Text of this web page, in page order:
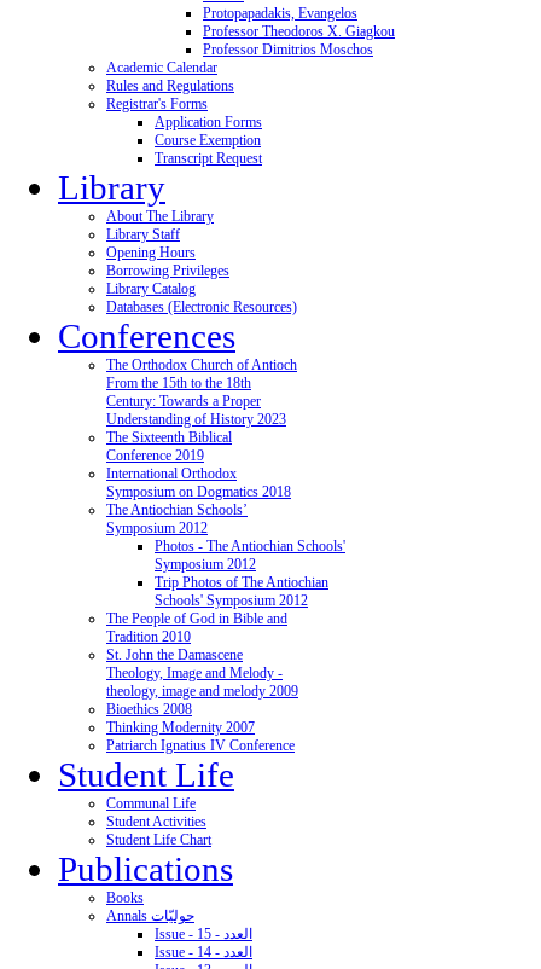
Protopapadakis, Evangelos
Professor Theodoros X. Giagkou
Professor Dimitrios Moschos
Academic Calendar
Rules and Regulations
Registrar's Forms
Application Forms
Course Exemption
Transcript Request
Library
About The Library
Library Staff
Opening Hours
Borrowing Privileges
Library Catalog
Databases (Electronic Resources)
Conferences
The Orthodox Church of Antioch
From the 15th to the 18th
Century: Towards a Proper
Understanding of History 2023
The Sixteenth Biblical
Conference 2019
International Orthodox
Symposium on Dogmatics 2018
The Antiochian Schools’
Symposium 2012
Photos - The Antiochian Schools'
Symposium 2012
Trip Photos of The Antiochian
Schools' Symposium 2012
The People of God in Bible and
Tradition 2010
St. John the Damascene
Theology, Image and Melody -
theology, image and melody 2009
Bioethics 2008
Thinking Modernity 2007
Patriarch Ignatius IV Conference
Student Life
Communal Life
Student Activities
Student Life Chart
Publications
Books
Annals حوليّات
Issue - 15 - العدد
Issue - 14 - العدد